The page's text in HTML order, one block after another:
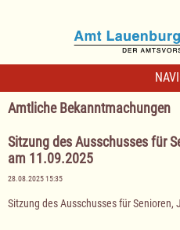
Amtliche Bekanntmachungen
Sitzung des Ausschusses für
am 11.09.2025
28.08.2025 15:35
Sitzung des Ausschusses für